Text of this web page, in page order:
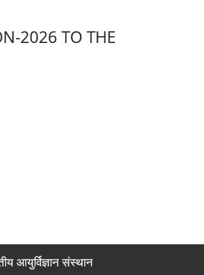
2026 TO THE
आयुर्विज्ञान संस्थान